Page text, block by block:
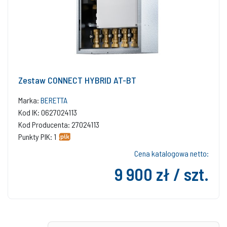
Zestaw CONNECT HYBRID AT-BT
Marka: BERETTA
Kod IK: 0627024113
Kod Producenta: 27024113
Punkty PIK: 1
Cena katalogowa netto:
9 900 zł / szt.